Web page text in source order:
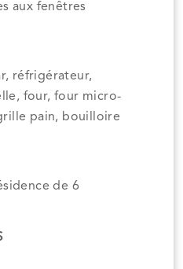
aux fenêtres
réfrigérateur,
four, four micro-
pain, bouilloire
de 6